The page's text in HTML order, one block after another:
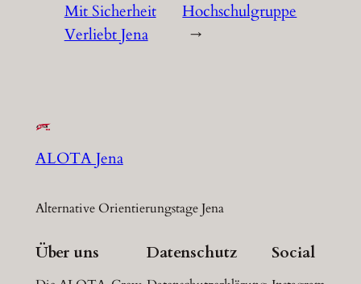
Mit Sicherheit
Verliebt Jena
Hochschulgruppe
→
ALOTA Jena
Alternative Orientierungstage Jena
Über uns Datenschutz Social